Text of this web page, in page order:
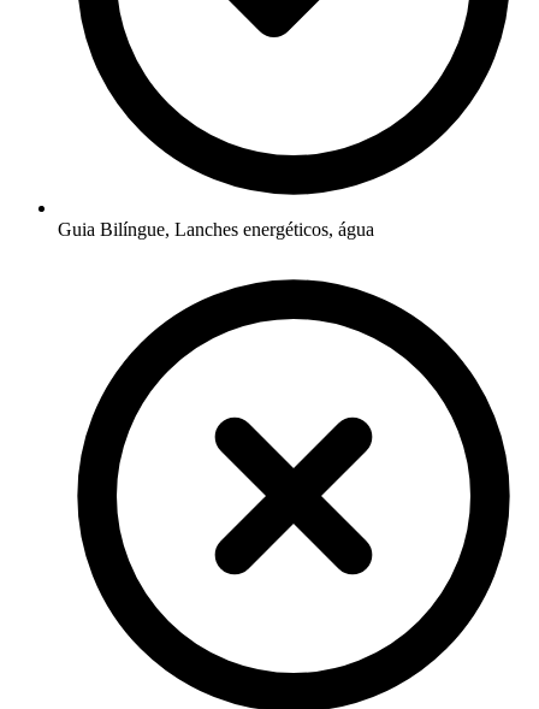
Guia Bilíngue, Lanches energéticos, água